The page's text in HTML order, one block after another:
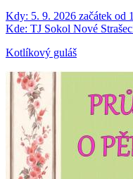
Kdy: 5. 9. 2026 začátek od
Kde: TJ Sokol Nové
Kotlíkový guláš